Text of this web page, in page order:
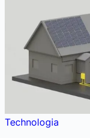
Technologia